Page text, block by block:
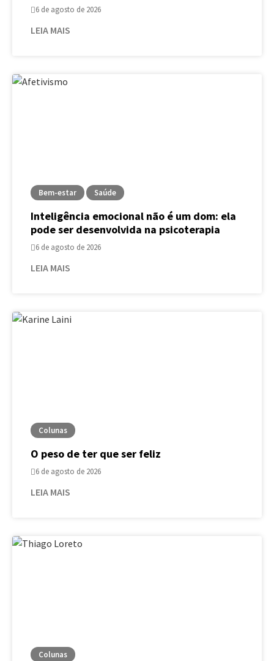
6 de agosto de 2026
LEIA MAIS
Bem-estar Saúde
Inteligência emocional não é um dom: ela
pode ser desenvolvida na psicoterapia
6 de agosto de 2026
LEIA MAIS
Colunas
O peso de ter que ser feliz
6 de agosto de 2026
LEIA MAIS
Colunas